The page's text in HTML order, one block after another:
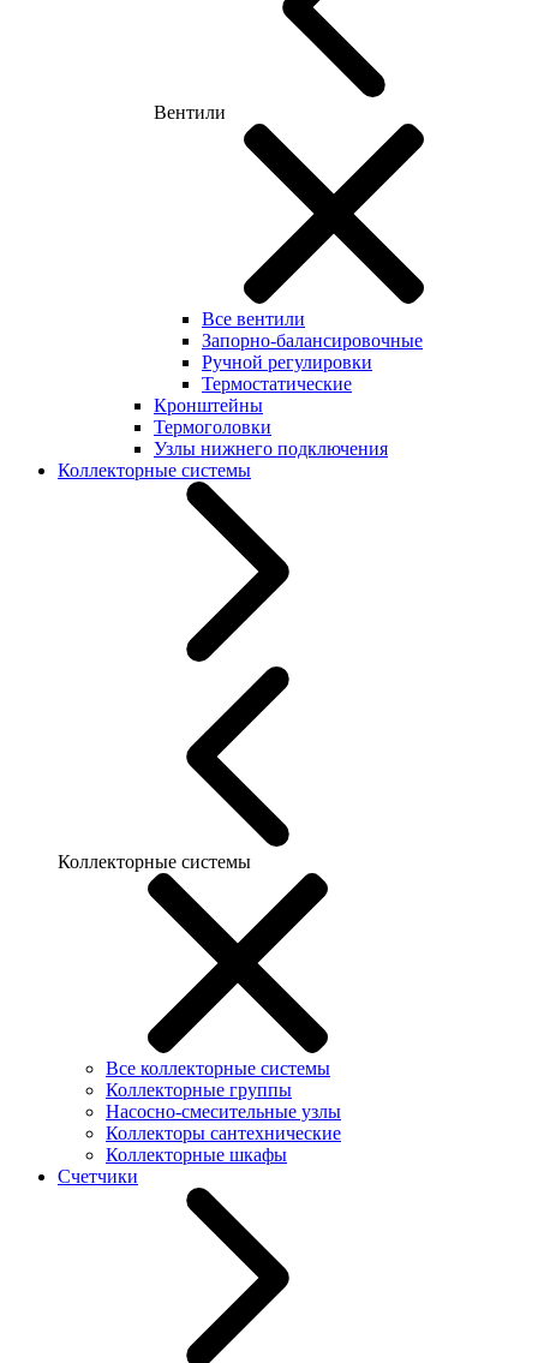
Вентили
Все вентили
Запорно-балансировочные
Ручной регулировки
Термостатические
Кронштейны
Термоголовки
Узлы нижнего подключения
Коллекторные системы
Коллекторные системы
Все коллекторные системы
Коллекторные группы
Насосно-смесительные узлы
Коллекторы сантехнические
Коллекторные шкафы
Счетчики